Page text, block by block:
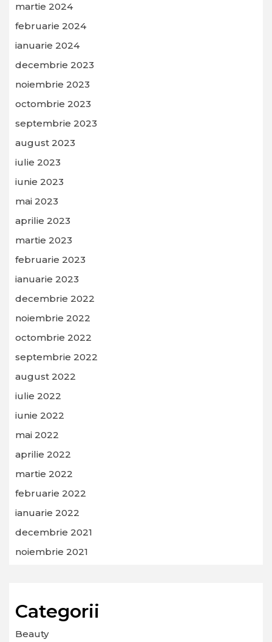
martie 2024
februarie 2024
ianuarie 2024
decembrie 2023
noiembrie 2023
octombrie 2023
septembrie 2023
august 2023
iulie 2023
iunie 2023
mai 2023
aprilie 2023
martie 2023
februarie 2023
ianuarie 2023
decembrie 2022
noiembrie 2022
octombrie 2022
septembrie 2022
august 2022
iulie 2022
iunie 2022
mai 2022
aprilie 2022
martie 2022
februarie 2022
ianuarie 2022
decembrie 2021
noiembrie 2021
Categorii
Beauty